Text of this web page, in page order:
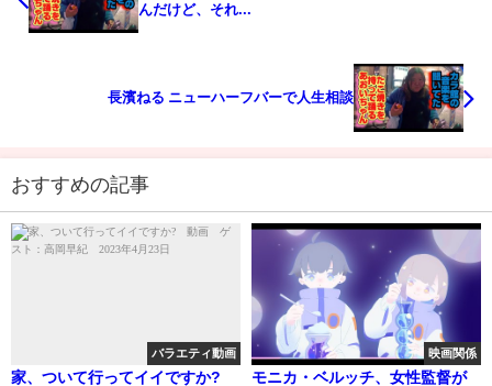
んだけど、それ...
長濱ねる ニューハーフバーで人生相談
おすすめの記事
バラエティ動画
家、ついて行ってイイですか?
映画関係
モニカ・ベルッチ、女性監督が